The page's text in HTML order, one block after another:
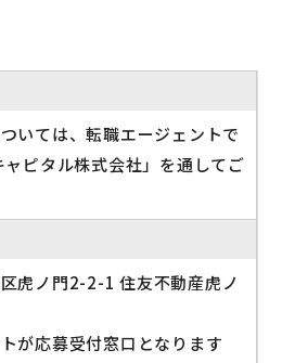
いては、転職エージェントで
ピタル株式会社」を通してご
虎ノ門2-2-1 住友不動産虎ノ
が応募受付窓口となります